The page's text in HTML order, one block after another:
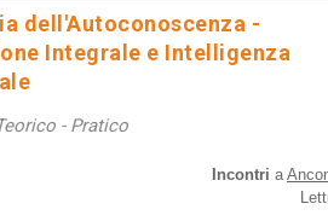
dell'Autoconoscenza -
Integrale e Intelligenza
- Pratico
Incontri a